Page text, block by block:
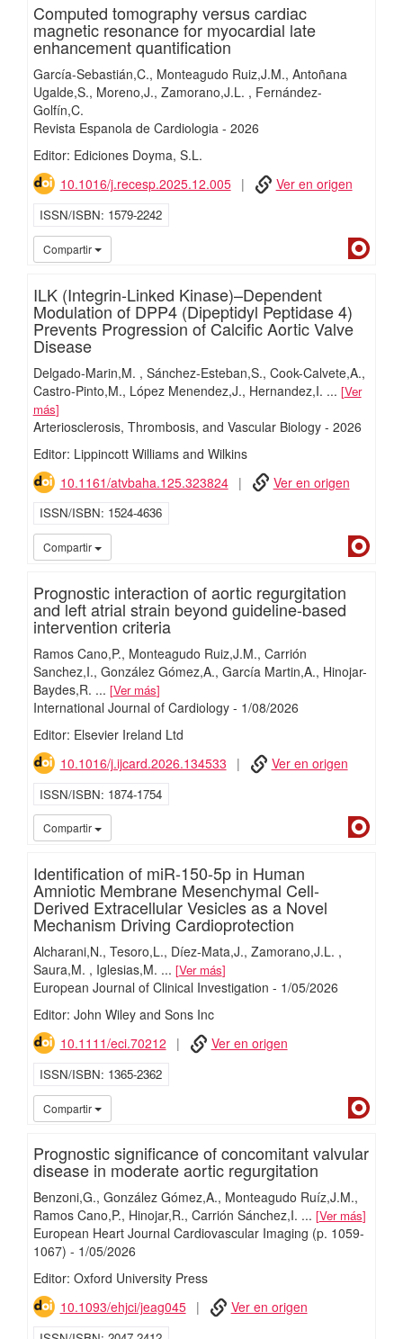
Computed tomography versus cardiac
magnetic resonance for myocardial late
enhancement quantification
García-Sebastián,C. Monteagudo Ruiz,J.M. Antoñana
Ugalde,S. Moreno,J. Zamorano,J.L.
Fernández-
Golfín,C.
Revista Espanola de Cardiologia- 2026
Editor: Ediciones Doyma, S.L.
10.1016/j.recesp.2025.12.005
Ver en origen
ISSN/ISBN 1579-2242
Compartir
ILK (Integrin-Linked Kinase)–Dependent
Modulation of DPP4 (Dipeptidyl Peptidase 4)
Prevents Progression of Calcific Aortic Valve
Disease
Delgado-Marin,M. Sánchez-Esteban,S. Cook-Calvete,A.
Castro-Pinto,M. López Menendez,J. Hernandez,I. ... Ver
más
Arteriosclerosis, Thrombosis, and Vascular Biology- 2026
Editor: Lippincott Williams and Wilkins
10.1161/atvbaha.125.323824
Ver en origen
ISSN/ISBN 1524-4636
Compartir
Prognostic interaction of aortic regurgitation
and left atrial strain beyond guideline-based
intervention criteria
Ramos Cano,P. Monteagudo Ruiz,J.M. Carrión
Sanchez,I. González Gómez,A. García Martin,A. Hinojar-
Baydes,R. ... Ver más
International Journal of Cardiology- 1/08/2026
Editor: Elsevier Ireland Ltd
10.1016/j.ijcard.2026.134533
Ver en origen
ISSN/ISBN 1874-1754
Compartir
Identification of miR-150-5p in Human
Amniotic Membrane Mesenchymal Cell-
Derived Extracellular Vesicles as a Novel
Mechanism Driving Cardioprotection
Alcharani,N. Tesoro,L. Díez-Mata,J. Zamorano,J.L.
Saura,M.
Iglesias,M. ... Ver más
European Journal of Clinical Investigation - 1/05/2026
Editor: John Wiley and Sons Inc
10.1111/eci.70212
Ver en origen
ISSN/ISBN 1365-2362
Compartir
Prognostic significance of concomitant valvular
disease in moderate aortic regurgitation
Benzoni,G. González Gómez,A. Monteagudo Ruíz,J.M.
Ramos Cano,P. Hinojar,R. Carrión Sánchez,I. ... Ver más
European Heart Journal Cardiovascular Imaging (p. 1059-
1067) - 1/05/2026
Editor: Oxford University Press
10.1093/ehjci/jeag045
Ver en origen